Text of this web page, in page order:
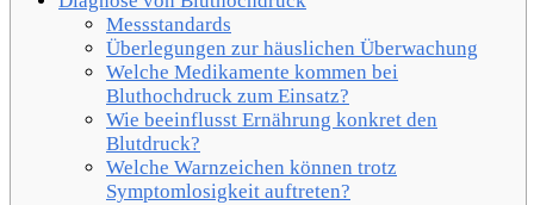
Messstandards
Überlegungen zur häuslichen Überwachung
Welche Medikamente kommen bei
Bluthochdruck zum Einsatz?
Wie beeinflusst Ernährung konkret den
Blutdruck?
Welche Warnzeichen können trotz
Symptomlosigkeit auftreten?